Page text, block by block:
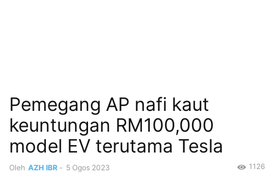
Pemegang AP nafi kaut
keuntungan RM100,000
model EV terutama Tesla
Oleh AZH IBR - 5 Ogos 2023 1126